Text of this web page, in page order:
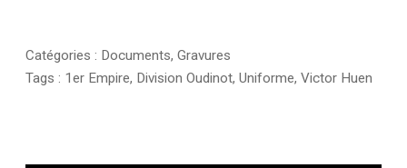
Catégories : Documents, Gravures
Tags : 1er Empire, Division Oudinot, Uniforme, Victor Huen